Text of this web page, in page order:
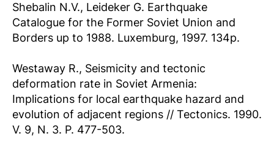
Shebalin N.V., Leideker G. Earthquake
Catalogue for the Former Soviet Union and
Borders up to 1988. Luxemburg, 1997. 134p.
Westaway R., Seismicity and tectonic
deformation rate in Soviet Armenia:
Implications for local earthquake hazard and
evolution of adjacent regions // Tectonics. 1990.
V. 9, N. 3. P. 477-503.